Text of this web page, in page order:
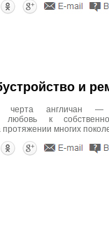
и
черта англичан —
к
многих